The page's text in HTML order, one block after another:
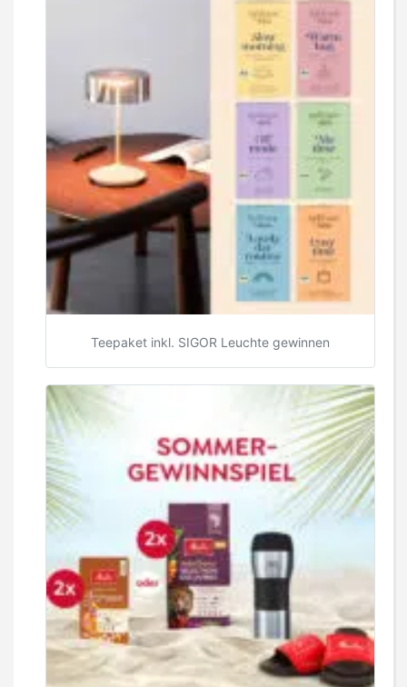
Teepaket inkl. SIGOR Leuchte gewinnen